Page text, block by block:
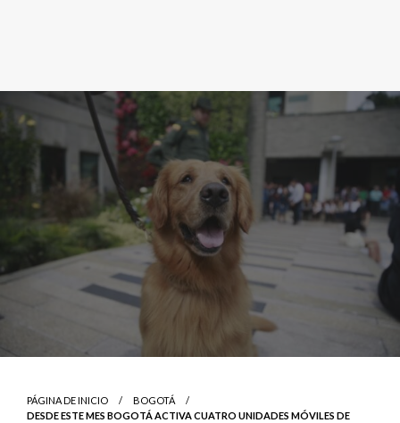
PÁGINA DE INICIO
BOGOTÁ
DESDE ESTE MES BOGOTÁ ACTIVA CUATRO UNIDADES MÓVILES DE